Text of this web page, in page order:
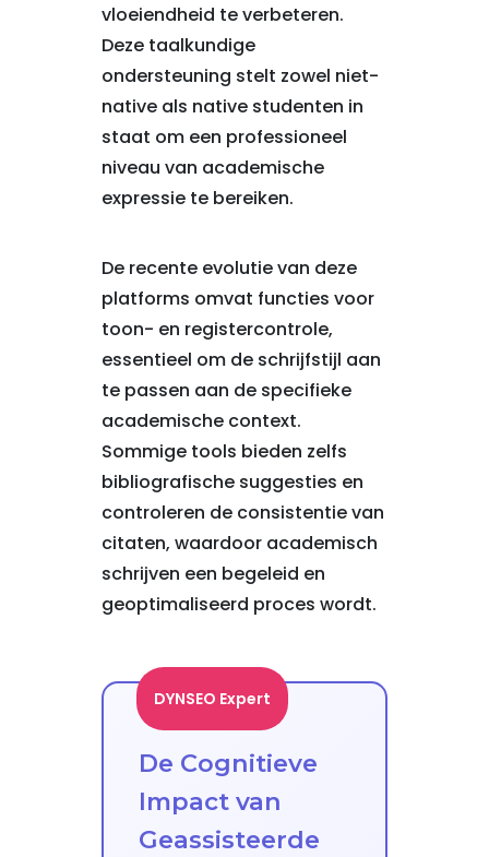
vloeiendheid te verbeteren.
Deze taalkundige
ondersteuning stelt zowel niet-
native als native studenten in
staat om een professioneel
niveau van academische
expressie te bereiken.
De recente evolutie van deze
platforms omvat functies voor
toon- en registercontrole,
essentieel om de schrijfstijl aan
te passen aan de specifieke
academische context.
Sommige tools bieden zelfs
bibliografische suggesties en
controleren de consistentie van
citaten, waardoor academisch
schrijven een begeleid en
geoptimaliseerd proces wordt.
DYNSEO Expert
De Cognitieve
Impact van
Geassisteerde